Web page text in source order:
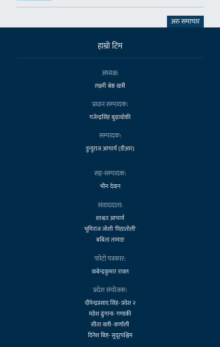
अरु समाचार
हाम्राे टिम
अध्यक्ष:
लक्ष्मी श्रेष्ठ खत्री
प्रधान सम्पादक:
गजेन्द्रसिंह बुढाथोकी
सम्पादक:
डुन्डुराज आचार्य (डीआर)
सह-सम्पादक:
भीम देवान
संवाददाता:
शाश्वत आचार्य
भूमिराज जोशी 'पिठातोली'
बबिता तामाङ
फोटो पत्रकार:
कबेन्द्रकुमार रावल
प्रदेश संयोजक:
दीपेन्द्रप्रसाद सिंह- प्रदेश २
महेश ढुंगाना- गण्डकी
सीता वली- कर्णाली
दिनेश बिष्ट- सुदूरपश्चिम